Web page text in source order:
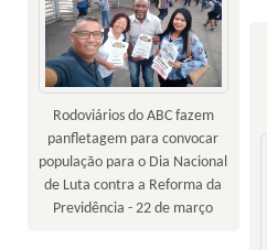
Rodoviários do ABC fazem
panfletagem para convocar
população para o Dia Nacional
de Luta contra a Reforma da
Previdência - 22 de março